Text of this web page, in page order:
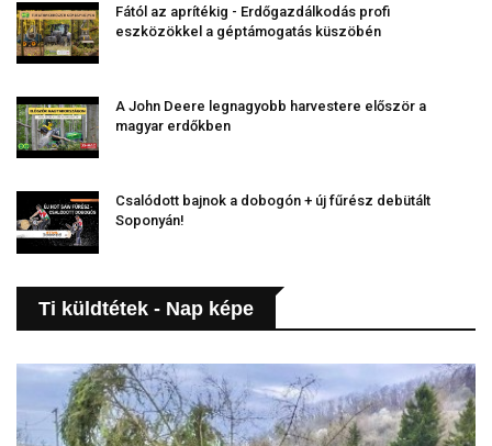
Fától az aprítékig - Erdőgazdálkodás profi
eszközökkel a géptámogatás küszöbén
A John Deere legnagyobb harvestere először a
magyar erdőkben
Csalódott bajnok a dobogón + új fűrész debütált
Soponyán!
Ti küldtétek - Nap képe